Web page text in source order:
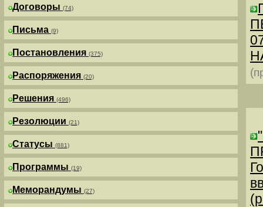
Договоры (74)
Письма (9)
Постановления (375)
Распоряжения (20)
Решения (496)
Резолюции (21)
Статусы (881)
Программы (19)
Меморандумы (27)